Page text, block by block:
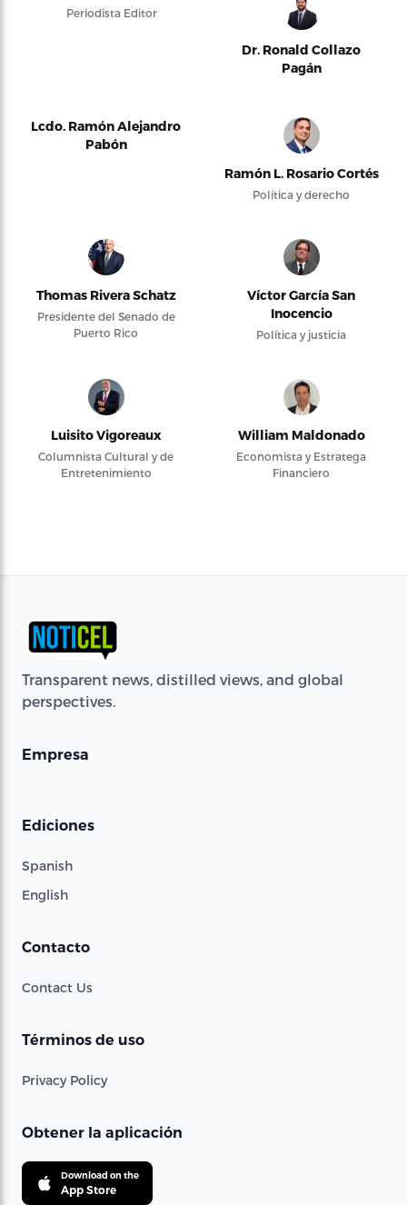
Periodista Editor
Dr. Ronald Collazo
Pagán
Lcdo. Ramón Alejandro
Pabón
Ramón L. Rosario Cortés
Política y derecho
Thomas Rivera Schatz
Presidente del Senado de
Puerto Rico
Víctor García San
Inocencio
Política y justicia
Luisito Vigoreaux
Columnista Cultural y de
Entretenimiento
William Maldonado
Economista y Estratega
Financiero
Transparent news, distilled views, and global
perspectives.
Empresa
Ediciones
Spanish
English
Contacto
Contact Us
Términos de uso
Privacy Policy
Obtener la aplicación
Download on the
App Store